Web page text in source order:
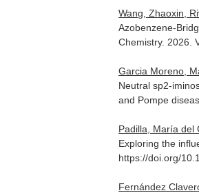
Wang, Zhaoxin,
Azobenzene-
Chemistry. 2026.
Garcia Moreno,
Neutral sp2-
and Pompe
Padilla, María del
Exploring the
https://doi.org/
Fernández